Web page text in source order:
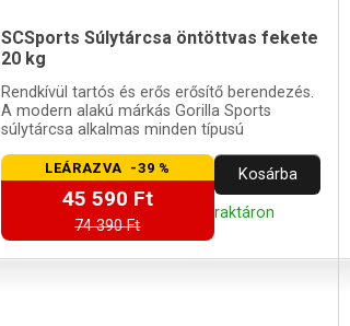
SCSports Súlytárcsa öntöttvas fekete
20 kg
Rendkívül tartós és erős erősítő berendezés.
A modern alakú márkás Gorilla Sports
súlytárcsa alkalmas minden típusú
LEÁRAZVA -39 %
45 590 Ft
74 390 Ft
Kosárba
raktáron